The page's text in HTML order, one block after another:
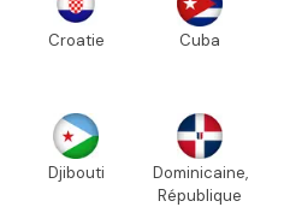
Croatie Cuba
Djibouti
Dominicaine,
République